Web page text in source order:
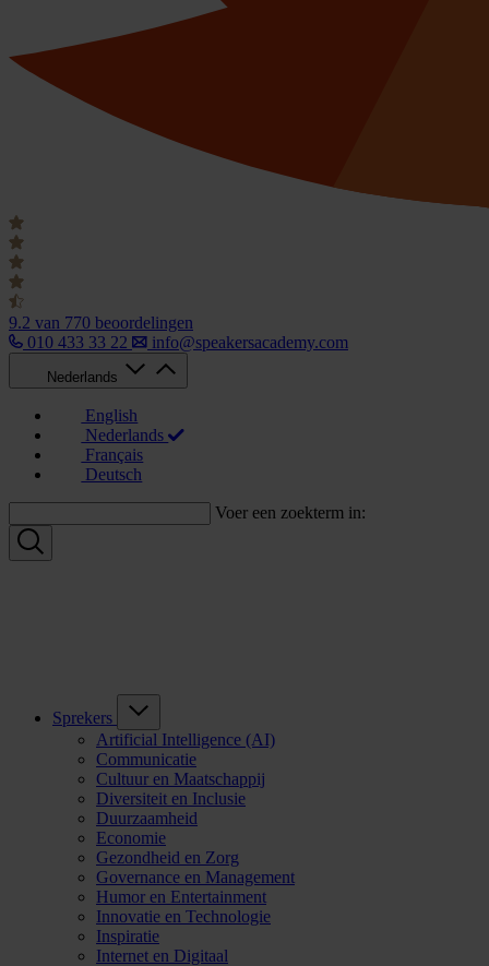
9.2 van 770 beoordelingen
010 433 33 22
info@speakersacademy.com
Nederlands
English
Nederlands
Français
Deutsch
Voer een zoekterm in:
Sprekers
Artificial Intelligence (AI)
Communicatie
Cultuur en Maatschappij
Diversiteit en Inclusie
Duurzaamheid
Economie
Gezondheid en Zorg
Governance en Management
Humor en Entertainment
Innovatie en Technologie
Inspiratie
Internet en Digitaal